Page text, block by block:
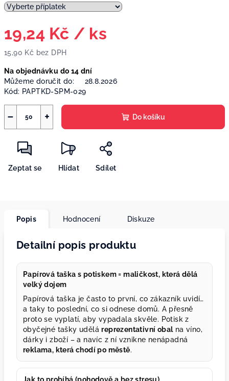
19,24 Kč / ks
15,90 Kč bez DPH
cena:
Na objednávku do 14 dní
Můžeme doručit do:
28.8.2026
Kód: PAPTKD-SPM-029
+
− Do košíku
Zeptat se Hlídat Sdílet
Popis Hodnocení Diskuze
Detailní popis produktu
Papírová taška s potiskem = maličkost, která dělá
velký dojem
Papírová taška je často to první, co zákazník uvidí…
a taky to poslední, co si odnese domů. A přesně
proto se vyplatí, aby vypadala skvěle. Potisk z
obyčejné tašky uděláreprezentativní obalna víno,
dárky i zboží – a navíc z ní vznikne nenápadná
reklama, která chodí po městě.